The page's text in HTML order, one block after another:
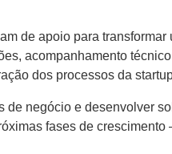
de apoio para
acompanhamento
dos processos da
negócio e desenvolver
fases de